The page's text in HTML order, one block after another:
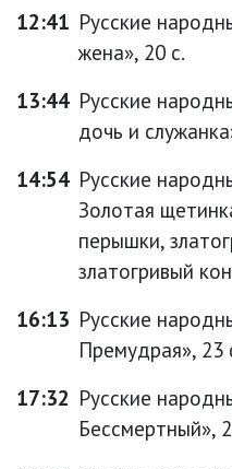
12:41 Русские
жена», 20 с.
13:44 Русские
дочь и
14:54 Русские
Золотая
перышки,
златогривый
16:13 Русские
Премудрая», 23
17:32 Русские
Бессмертный»,